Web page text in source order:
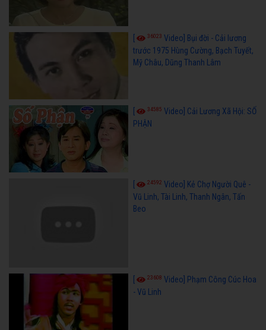
36023 Video] Bụi đời - Cải lương
trước 1975 Hùng Cường, Bạch Tuyết,
Mỹ Châu, Dũng Thanh Lâm
34585 Video] Cải Lương Xã Hội: SỐ
PHẬN
24592 Video] Kẻ Chợ Người Quê -
Vũ Linh, Tài Linh, Thanh Ngân, Tấn
Beo
23608 Video] Phạm Công Cúc Hoa
- Vũ Linh